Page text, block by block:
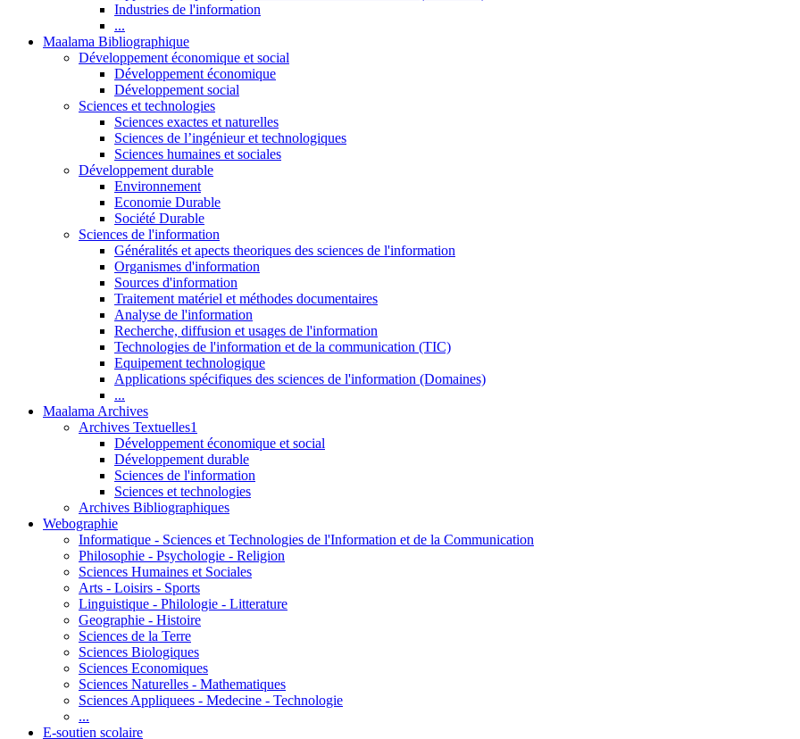
Industries de l'information
...
Maalama Bibliographique
Développement économique et social
Développement économique
Développement social
Sciences et technologies
Sciences exactes et naturelles
Sciences de l’ingénieur et technologiques
Sciences humaines et sociales
Développement durable
Environnement
Economie Durable
Société Durable
Sciences de l'information
Généralités et apects theoriques des sciences de l'information
Organismes d'information
Sources d'information
Traitement matériel et méthodes documentaires
Analyse de l'information
Recherche, diffusion et usages de l'information
Technologies de l'information et de la communication (TIC)
Equipement technologique
Applications spécifiques des sciences de l'information (Domaines)
...
Maalama Archives
Archives Textuelles1
Développement économique et social
Développement durable
Sciences de l'information
Sciences et technologies
Archives Bibliographiques
Webographie
Informatique - Sciences et Technologies de l'Information et de la Communication
Philosophie - Psychologie - Religion
Sciences Humaines et Sociales
Arts - Loisirs - Sports
Linguistique - Philologie - Litterature
Geographie - Histoire
Sciences de la Terre
Sciences Biologiques
Sciences Economiques
Sciences Naturelles - Mathematiques
Sciences Appliquees - Medecine - Technologie
...
E-soutien scolaire